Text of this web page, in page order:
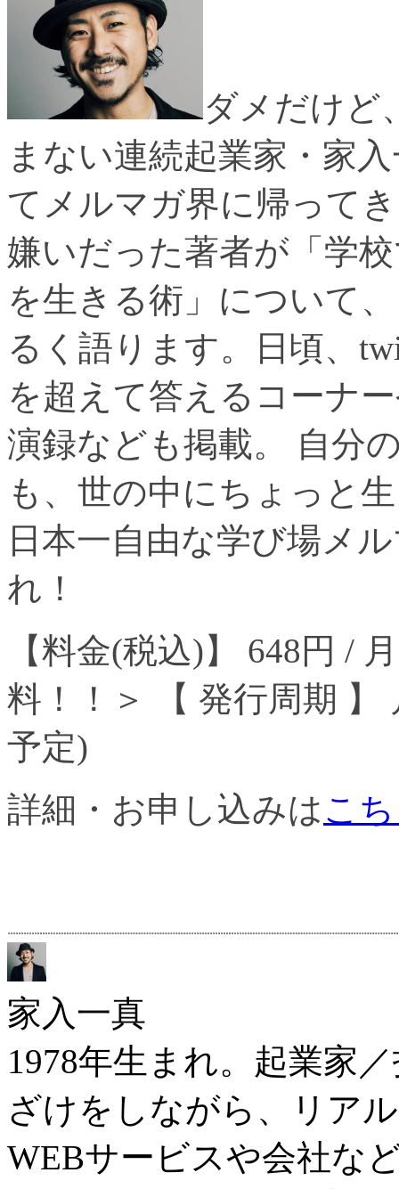
ダメだけど
まない連続起業家・家
てメルマガ界に帰って
嫌いだった著者が「学
を生きる術」について
るく語ります。日頃、
を超えて答えるコーナ
演録なども掲載。 自分
も、世の中にちょっと
日本一自由な学び場メ
れ！
【料金(税込)】 648円 /
料！！＞ 【 発行周期 】
予定)
詳細・お申し込みはこ
家入一真
1978年生まれ。起業家
ざけをしながら、リア
WEBサービスや会社な